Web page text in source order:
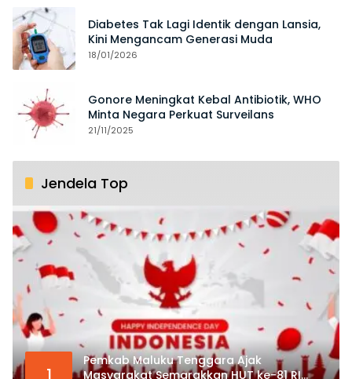
Diabetes Tak Lagi Identik dengan Lansia,
Kini Mengancam Generasi Muda
18/01/2026
Gonore Meningkat Kebal Antibiotik, WHO
Minta Negara Perkuat Surveilans
21/11/2025
Jendela Top
Pemkab Maluku Tenggara Ajak
Masyarakat Semarakkan HUT ke-81 RI